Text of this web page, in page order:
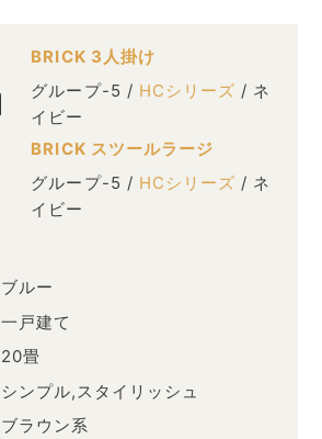
BRICK 3人掛け
グループ-5 / HCシリーズ / ネ
イビー
BRICK スツールラージ
グループ-5 / HCシリーズ / ネ
イビー
ブルー
一戸建て
20畳
シンプル,スタイリッシュ
ブラウン系